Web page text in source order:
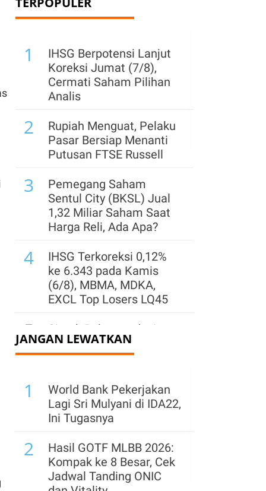
1
IHSG Berpotensi Lanjut
Koreksi Jumat (7/8),
Cermati Saham Pilihan
Analis
2
Rupiah Menguat, Pelaku
Pasar Bersiap Menanti
Putusan FTSE Russell
3
Pemegang Saham
Sentul City (BKSL) Jual
1,32 Miliar Saham Saat
Harga Reli, Ada Apa?
4
IHSG Terkoreksi 0,12%
ke 6.343 pada Kamis
(6/8), MBMA, MDKA,
EXCL Top Losers LQ45
5
Simak Rekomendasi
Teknikal Saham ENRG,
AADI, dan AMRT untuk
6
Kinerja Surya Semesta
Internusa (SSIA) Pulih
per Semester I 2026,
Simak Prospeknya
Yield Obligasi Negara
Diproyeksi Sideways,
JANGAN LEWATKAN
1
World Bank Pekerjakan
Lagi Sri Mulyani di IDA22,
Ini Tugasnya
2
Hasil GOTF MLBB 2026:
Kompak ke 8 Besar, Cek
Jadwal Tanding ONIC